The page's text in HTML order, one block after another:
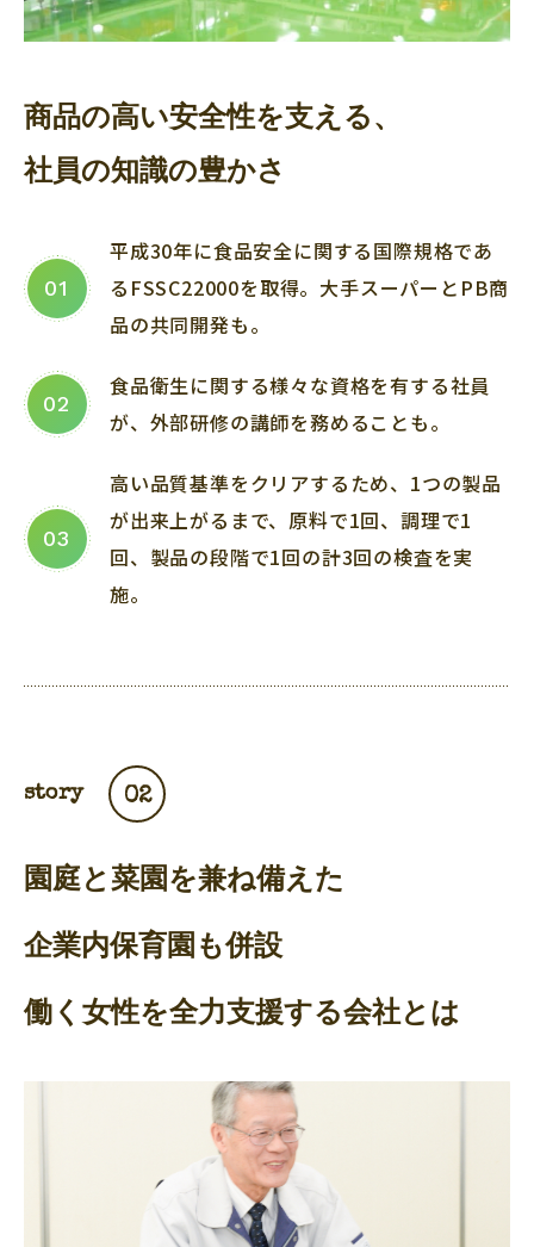
商品の高い安全性を支える、
社員の知識の豊かさ
01
平成30年に食品安全に関する国際規格であ
るFSSC22000を取得。大手スーパーとPB商
品の共同開発も。
02
食品衛生に関する様々な資格を有する社員
が、外部研修の講師を務めることも。
03
高い品質基準をクリアするため、1つの製品
が出来上がるまで、原料で1回、調理で1
回、製品の段階で1回の計3回の検査を実
施。
story 02
園庭と菜園を兼ね備えた
企業内保育園も併設
働く女性を全力支援する会社とは